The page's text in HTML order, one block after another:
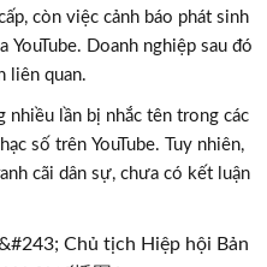
còn việc cảnh báo phát sinh
Doanh nghiệp sau đó
liên quan.
nhiều lần bị nhắc tên trong các
số trên YouTube. Tuy nhiên,
cãi dân sự, chưa có kết luận